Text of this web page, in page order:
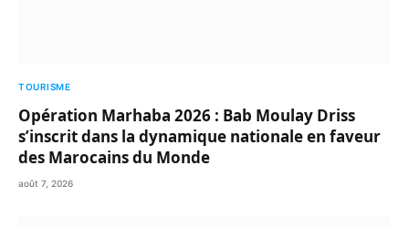
TOURISME
Opération Marhaba 2026 : Bab Moulay Driss
s’inscrit dans la dynamique nationale en faveur
des Marocains du Monde
août 7, 2026